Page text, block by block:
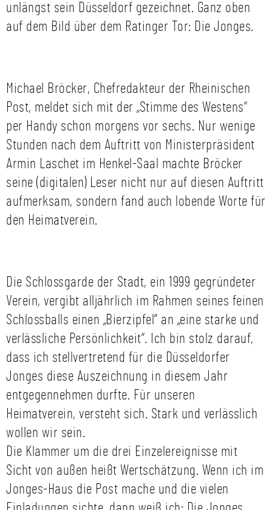
unlängst sein Düsseldorf gezeichnet. Ganz oben
auf dem Bild über dem Ratinger Tor: Die Jonges.
Michael Bröcker, Chefredakteur der Rheinischen
Post, meldet sich mit der „Stimme des Westens“
per Handy schon morgens vor sechs. Nur wenige
Stunden nach dem Auftritt von Ministerpräsident
Armin Laschet im Henkel-Saal machte Bröcker
seine (digitalen) Leser nicht nur auf diesen Auftritt
aufmerksam, sondern fand auch lobende Worte für
den Heimatverein.
Die Schlossgarde der Stadt, ein 1999 gegründeter
Verein, vergibt alljährlich im Rahmen seines feinen
Schlossballs einen „Bierzipfel“ an „eine starke und
verlässliche Persönlichkeit“. Ich bin stolz darauf,
dass ich stellvertretend für die Düsseldorfer
Jonges diese Auszeichnung in diesem Jahr
entgegennehmen durfte. Für unseren
Heimatverein, versteht sich. Stark und verlässlich
wollen wir sein.
Die Klammer um die drei Einzelereignisse mit
Sicht von außen heißt Wertschätzung. Wenn ich im
Jonges-Haus die Post mache und die vielen